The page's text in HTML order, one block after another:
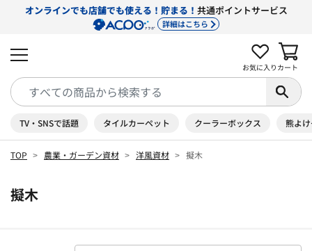
オンラインでも店舗でも使える！貯まる！ 共通ポイントサービス
詳細はこちら
お気に入り カート
TV・SNSで話題 タイルカーペット クーラーボックス 熊よ
TOP 農業・ガーデン資材 洋風資材 擬木
擬木